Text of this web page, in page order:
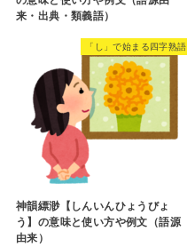
来・出典・類義語）
「し」で始まる四字熟語
神韻縹渺【しんいんひょうびょ
う】の意味と使い方や例文（語源
由来）